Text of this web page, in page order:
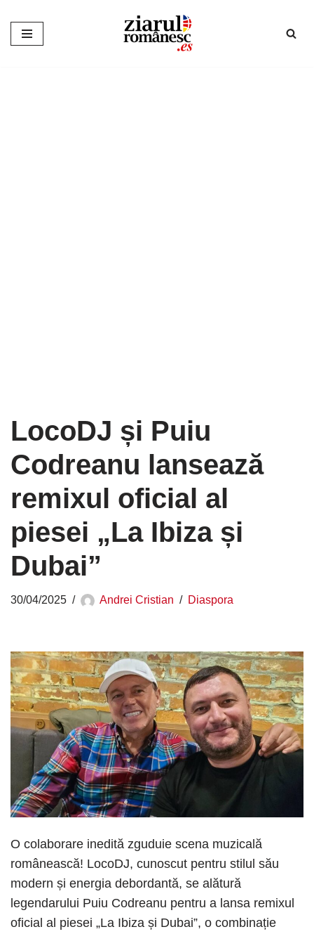
Sari
LocoDJ și Puiu
Codreanu lansează
remixul oficial al
piesei „La Ibiza și
Dubai”
30/04/2025 Andrei Cristian Diaspora
O colaborare inedită zguduie scena muzicală
românească! LocoDJ, cunoscut pentru stilul său
modern și energia debordantă, se alătură
legendarului Puiu Codreanu pentru a lansa remixul
oficial al piesei „La Ibiza și Dubai”, o combinație